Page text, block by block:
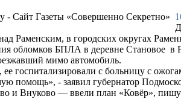
Раменским, в городских округах
обломков БПЛА в деревне Становое
мимо автомобиль.
госпитализировали с больницу с
помощь», - заявил губернатор
и Внуково — ввели план «Ковёр»,